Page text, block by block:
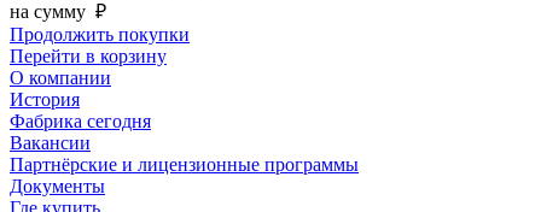
на сумму ₽
Продолжить покупки
Перейти в корзину
О компании
История
Фабрика сегодня
Вакансии
Партнёрские и лицензионные программы
Документы